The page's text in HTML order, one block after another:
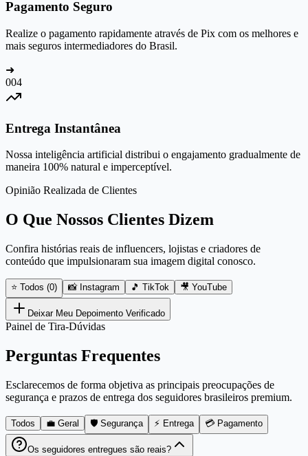
Pagamento Seguro
Realize o pagamento rapidamente através de Pix com os melhores e
mais seguros intermediadores do Brasil.
➜
004
Entrega Instantânea
Nossa inteligência artificial distribui o engajamento gradualmente de
maneira 100% natural e imperceptível.
Opinião Realizada de Clientes
O Que Nossos Clientes Dizem
Confira histórias reais de influencers, lojistas e criadores de
conteúdo que impulsionaram sua imagem digital conosco.
⭐ Todos (0) 📸 Instagram 🎵 TikTok 🎥 YouTube
Deixar Meu Depoimento Verificado
Painel de Tira-Dúvidas
Perguntas Frequentes
Esclarecemos de forma objetiva as principais preocupações de
segurança e prazos de entrega dos seguidores brasileiros premium.
Todos 💼 Geral 🛡️ Segurança ⚡ Entrega 💳 Pagamento
Os seguidores entregues são reais?